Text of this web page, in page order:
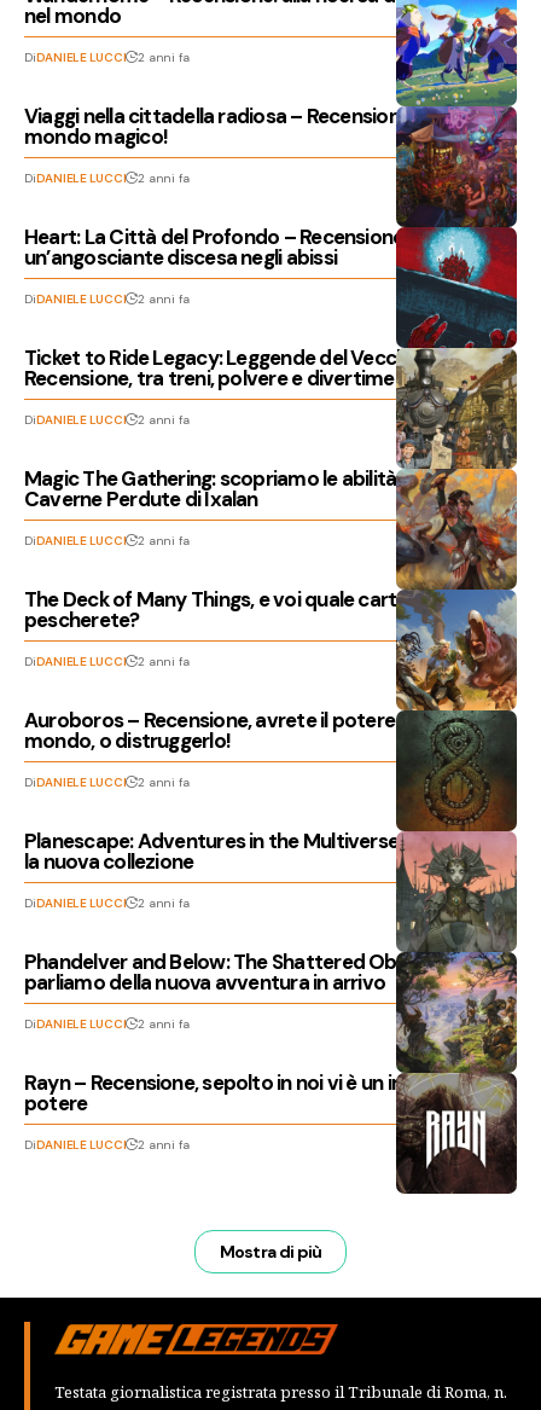
nel mondo
DiDANIELE LUCCI 2 anni fa
Viaggi nella cittadella radiosa – Recensione di un
mondo magico!
DiDANIELE LUCCI 2 anni fa
Heart: La Città del Profondo – Recensione,
un’angosciante discesa negli abissi
DiDANIELE LUCCI 2 anni fa
Ticket to Ride Legacy: Leggende del Vecchio West –
Recensione, tra treni, polvere e divertimento
DiDANIELE LUCCI 2 anni fa
Magic The Gathering: scopriamo le abilità de Le
Caverne Perdute di Ixalan
DiDANIELE LUCCI 2 anni fa
The Deck of Many Things, e voi quale carta
pescherete?
DiDANIELE LUCCI 2 anni fa
Auroboros – Recensione, avrete il potere di salvare il
mondo, o distruggerlo!
DiDANIELE LUCCI 2 anni fa
Planescape: Adventures in the Multiverse, scopriamo
la nuova collezione
DiDANIELE LUCCI 2 anni fa
Phandelver and Below: The Shattered Obelisk,
parliamo della nuova avventura in arrivo
DiDANIELE LUCCI 2 anni fa
Rayn – Recensione, sepolto in noi vi è un immenso
potere
DiDANIELE LUCCI 2 anni fa
Mostra di più
Testata giornalistica registrata presso il Tribunale di Roma, n.